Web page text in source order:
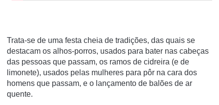
Trata-se de uma festa cheia de tradições, das quais se
destacam os alhos-porros, usados para bater nas cabeças
das pessoas que passam, os ramos de cidreira (e de
limonete), usados pelas mulheres para pôr na cara dos
homens que passam, e o lançamento de balões de ar
quente.